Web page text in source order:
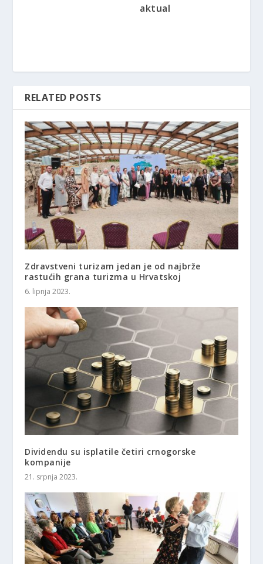
aktual
RELATED POSTS
Zdravstveni turizam jedan je od najbrže
rastućih grana turizma u Hrvatskoj
6. lipnja 2023.
Dividendu su isplatile četiri crnogorske
kompanije
21. srpnja 2023.